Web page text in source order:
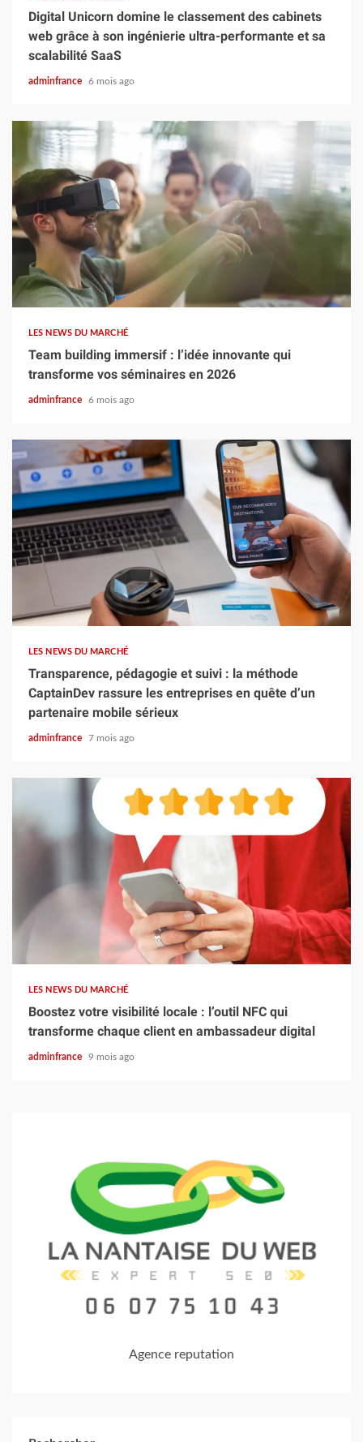
Digital Unicorn domine le classement des cabinets
web grâce à son ingénierie ultra-performante et sa
scalabilité SaaS
adminfrance 6 mois ago
4 min read
LES NEWS DU MARCHÉ
Team building immersif : l’idée innovante qui
transforme vos séminaires en 2026
adminfrance 6 mois ago
4 min read
LES NEWS DU MARCHÉ
Transparence, pédagogie et suivi : la méthode
CaptainDev rassure les entreprises en quête d’un
partenaire mobile sérieux
adminfrance 7 mois ago
LES NEWS DU MARCHÉ
Boostez votre visibilité locale : l’outil NFC qui
transforme chaque client en ambassadeur digital
adminfrance 9 mois ago
Agence reputation